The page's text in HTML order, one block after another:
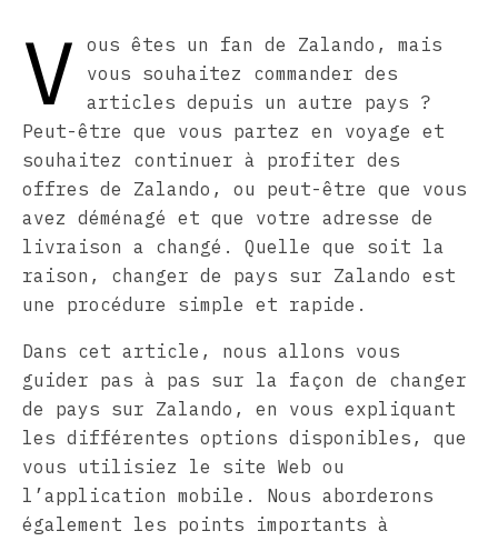
V
ous êtes un fan de Zalando, mais
vous souhaitez commander des
articles depuis un autre pays ?
Peut-être que vous partez en voyage et
souhaitez continuer à profiter des
offres de Zalando, ou peut-être que vous
avez déménagé et que votre adresse de
livraison a changé. Quelle que soit la
raison, changer de pays sur Zalando est
une procédure simple et rapide.
Dans cet article, nous allons vous
guider pas à pas sur la façon de changer
de pays sur Zalando, en vous expliquant
les différentes options disponibles, que
vous utilisiez le site Web ou
l’application mobile. Nous aborderons
également les points importants à